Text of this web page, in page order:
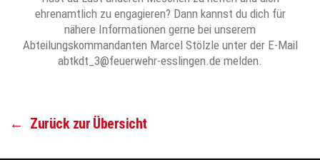
ehrenamtlich zu engagieren? Dann kannst du dich für
nähere Informationen gerne bei unserem
Abteilungskommandanten Marcel Stölzle unter der E-Mail
abtkdt_3@feuerwehr-esslingen.de melden.
← Zurück zur Übersicht